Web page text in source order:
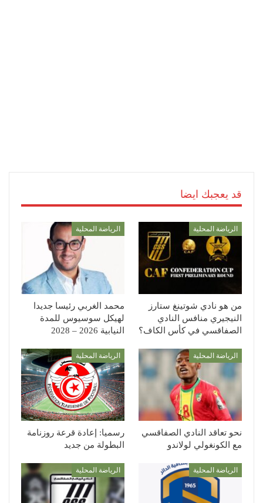
قد يعجبك ايضا
الرياضة المحلية
من هو نادي شوتينغ ستارز
النيجيري منافس النادي
الصفاقسي في كأس الكاف؟
الرياضة المحلية
محمد الغربي رئيسا جديدا
لهيكل سوسيوس للمدة
النيابية 2026 – 2028
الرياضة المحلية
نحو تعاقد النادي الصفاقسي
مع الكونغولي لولاندو
الرياضة المحلية
رسميا: إعادة قرعة روزنامة
البطولة من جديد
الرياضة المحلية الرياضة المحلية